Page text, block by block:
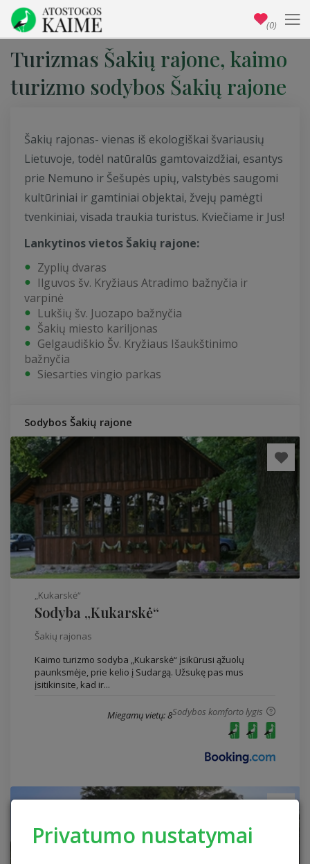
Privatumo nustatymai
Turizmas Šakių rajone, kaimo
turizmo sodybos Šakių rajone
Šakių rajonas- vienas iš ekologiškai švariausių
Lietuvoje, todėl natūralūs gamtovaizdžiai, esantys
prie Nemuno ir Šešupės upių, valstybės saugomi
kultūriniai ir gamtiniai objektai, žvejų pamėgti
tvenkiniai, visada traukia turistus. Kviečiame ir Jus!
Lankytinos vietos Šakių rajone:
Zyplių dvaras
Ilguvos šv. Kryžiaus Atradimo bažnyčia ir
varpinė
Lukšių šv. Juozapo bažnyčia
Šakių miesto kariljonas
Gelgaudiškio Šv. Kryžiaus Išaukštinimo
bažnyčia
Siesarties vingio parkas
Sodybos Šakių rajone
„Kukarskė“
Sodyba „Kukarskė“
Šakių rajonas
Kaimo turizmo sodyba „Kukarskė“ įsikūrusi ąžuolų
paunksmėje, prie kelio į Sudargą. Užsukę pas mus
įsitikinsite, kad ir...
Sodybos komforto lygis
Miegamų vietų: 8
(0)